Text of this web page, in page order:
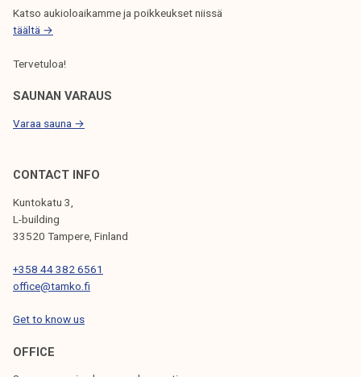
A
U
S
Katso aukioloaikamme ja poikkeukset niissä
täältä →
Tervetuloa!
SAUNAN VARAUS
Varaa sauna →
CONTACT INFO
Kuntokatu 3,
L-building
33520 Tampere, Finland
+358 44 382 6561
office@tamko.fi
Get to know us
OFFICE